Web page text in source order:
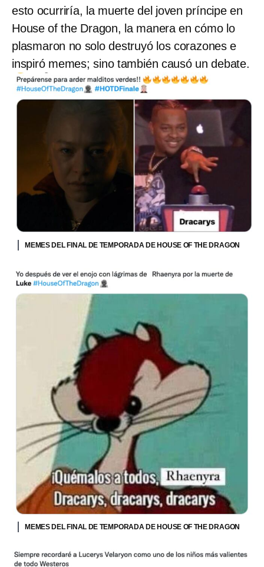
esto ocurriría, la muerte del joven príncipe en
House of the Dragon, la manera en cómo lo
plasmaron no solo destruyó los corazones e
inspiró memes; sino también causó un debate.
MEMES DEL FINAL DE TEMPORADA DE HOUSE OF THE DRAGON
MEMES DEL FINAL DE TEMPORADA DE HOUSE OF THE DRAGON